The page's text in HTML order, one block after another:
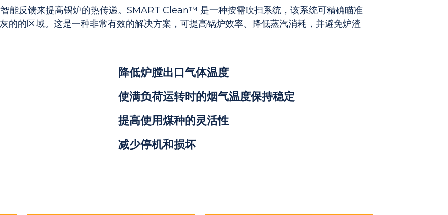
能反馈来提高锅炉的热传递。SMART Clean™ 是一种按需吹扫系统，该系统可精确瞄准
的的区域。这是一种非常有效的解决方案，可提高锅炉效率、降低蒸汽消耗，并避免炉渣
降低炉膛出口气体温度
使满负荷运转时的烟气温度保持稳定
提高使用煤种的灵活性
减少停机和损坏